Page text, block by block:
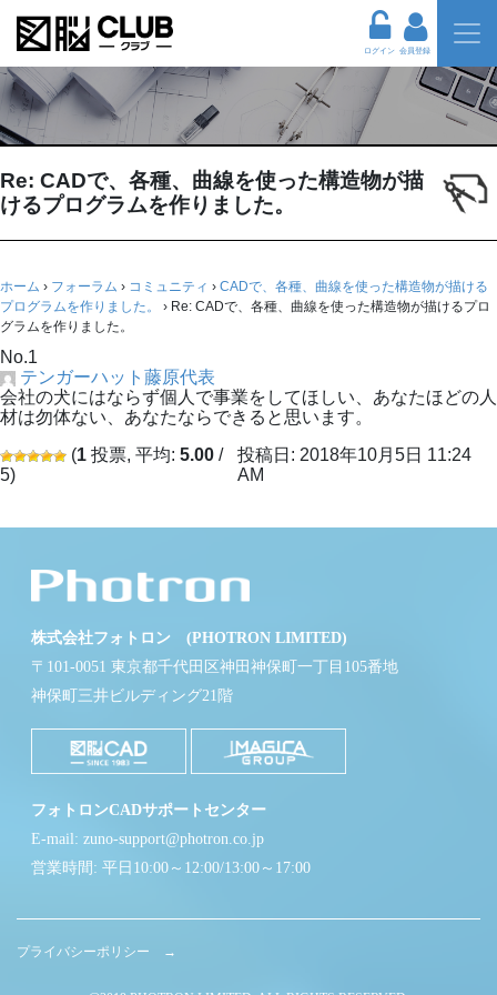
ログイン 会員登録
Re: CADで、各種、曲線を使った構造物が描
けるプログラムを作りました。
ホーム › フォーラム › コミュニティ › CADで、各種、曲線を使った構造物が描ける
プログラムを作りました。
› Re: CADで、各種、曲線を使った構造物が描けるプロ
グラムを作りました。
No.1
テンガーハット藤原代表
会社の犬にはならず個人で事業をしてほしい、あなたほどの人
材は勿体ない、あなたならできると思います。
(1 投票, 平均: 5.00 /
5)
投稿日: 2018年10月5日 11:24
AM
株式会社フォトロン (PHOTRON LIMITED)
〒101-0051 東京都千代田区神田神保町一丁目105番地
神保町三井ビルディング21階
フォトロンCADサポートセンター
E-mail: zuno-support@photron.co.jp
営業時間: 平日10:00～12:00/13:00～17:00
プライバシーポリシー →